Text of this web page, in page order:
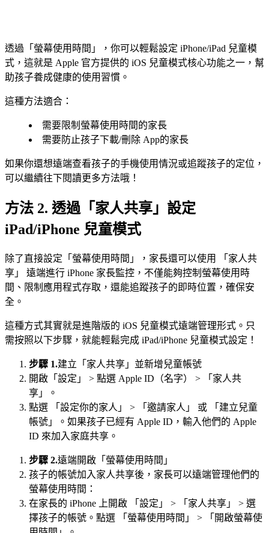
透過「螢幕使用時間」，你可以輕鬆設定 iPhone/iPad 兒童模
式，這就是 Apple 官方提供的 iOS 兒童模式核心功能之一，幫
助孩子養成健康的使用習慣。
這種方法適合：
需要限制螢幕使用時間的家長
需要防止孩子下載/刪除 App的家長
如果你還想遠端查看孩子的手機使用情況或追蹤孩子的定位，
可以繼續往下閱讀更多方法哦！
方法 2. 透過「家人共享」設定
iPad/iPhone 兒童模式
除了直接設定「螢幕使用時間」，家長還可以使用 「家人共
享」 遠端進行 iPhone 家長監控，不僅能夠控制螢幕使用時
間、限制應用程式存取，還能追蹤孩子的即時位置，確保安
全。
這種方式其實就是進階版的 iOS 兒童模式遠端管理形式。只
需按照以下步驟，就能輕鬆完成 iPad/iPhone 兒童模式設定！
步驟 1.建立「家人共享」並新增兒童帳號
開啟「設定」 > 點選 Apple ID（名字） > 「家人共
享」。
點選 「設定你的家人」 > 「邀請家人」 或 「建立兒童
帳號」。如果孩子已經有 Apple ID，輸入他們的 Apple
ID 來加入家庭共享。
步驟 2.遠端開啟「螢幕使用時間」
孩子的帳號加入家人共享後，家長可以遠端管理他們的
螢幕使用時間：
在家長的 iPhone 上開啟 「設定」 > 「家人共享」 > 選
擇孩子的帳號。點選 「螢幕使用時間」 > 「開啟螢幕使